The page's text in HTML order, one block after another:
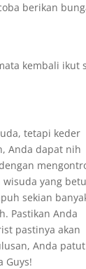
berikan
kembali ikut
tetapi keder
Anda dapat nih
yang
sekian
Pastikan Anda
pastinya akan
Anda patut
Guys!